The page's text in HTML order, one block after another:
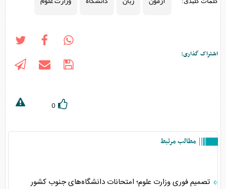
اشتراک گذاری:
0
مطالب مرتبط
تصمیم فوری وزارت علوم؛ امتحانات دانشگاه‌های جنوب کشور